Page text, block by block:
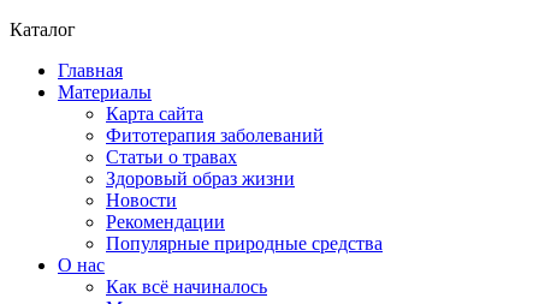
Каталог
Главная
Материалы
Карта сайта
Фитотерапия заболеваний
Статьи о травах
Здоровый образ жизни
Новости
Рекомендации
Популярные природные средства
О нас
Как всё начиналось